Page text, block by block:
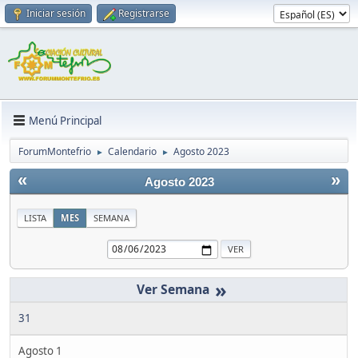
Iniciar sesión Registrarse
Menú Principal
ForumMontefrio ► Calendario ► Agosto 2023
« »
Agosto 2023
LISTA MES SEMANA
»
31
Agosto 1